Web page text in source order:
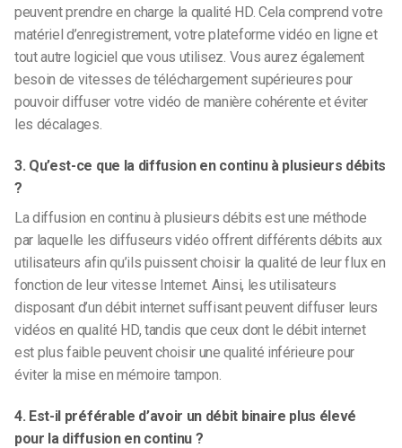
peuvent prendre en charge la qualité HD. Cela comprend votre
matériel d’enregistrement, votre plateforme vidéo en ligne et
tout autre logiciel que vous utilisez. Vous aurez également
besoin de vitesses de téléchargement supérieures pour
pouvoir diffuser votre vidéo de manière cohérente et éviter
les décalages.
3. Qu’est-ce que la diffusion en continu à plusieurs débits
?
La diffusion en continu à plusieurs débits est une méthode
par laquelle les diffuseurs vidéo offrent différents débits aux
utilisateurs afin qu’ils puissent choisir la qualité de leur flux en
fonction de leur vitesse Internet. Ainsi, les utilisateurs
disposant d’un débit internet suffisant peuvent diffuser leurs
vidéos en qualité HD, tandis que ceux dont le débit internet
est plus faible peuvent choisir une qualité inférieure pour
éviter la mise en mémoire tampon.
4. Est-il préférable d’avoir un débit binaire plus élevé
pour la diffusion en continu ?